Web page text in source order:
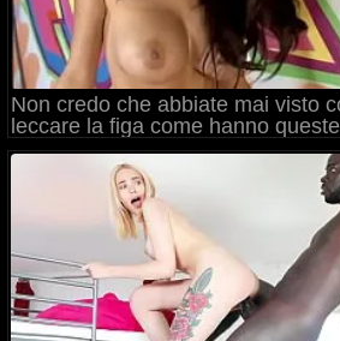
Non credo che abbiate mai visto
leccare la figa come hanno